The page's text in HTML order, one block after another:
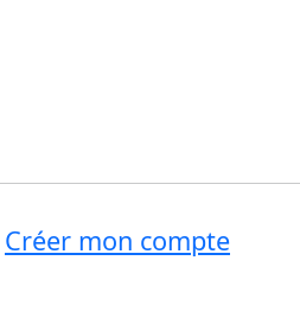
Créer mon compte